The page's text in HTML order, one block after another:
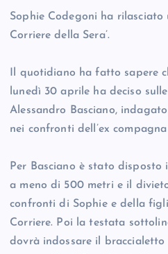
Sophie Codegoni ha rilasciato
Corriere della Sera’.
Il quotidiano ha fatto sapere
lunedì 30 aprile ha deciso
Alessandro Basciano,
nei confronti dell’ex
Per Basciano è stato
a meno di 500 metri e il
confronti di Sophie e della
Corriere. Poi la testata
dovrà indossare il